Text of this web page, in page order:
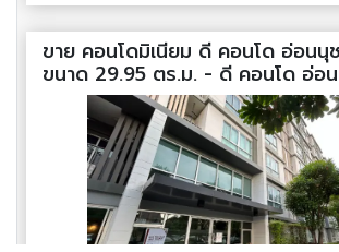
ขาย คอนโดมิเนียม ดี คอนโด อ่อนนุ
ขนาด 29.95 ตร.ม. - ดี คอนโด อ่อ